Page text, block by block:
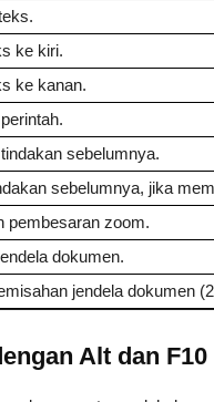
ke kiri.
ke kanan.
sebelumnya.
sebelumnya, jika
pembesaran zoom.
dokumen.
jendela dokumen
Alt dan F10